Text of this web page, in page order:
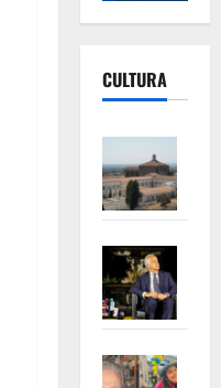
CULTURA
apre